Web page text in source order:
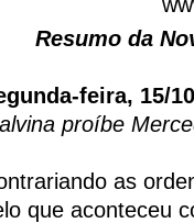
Resumo da
feira, 15/
proíbe
as
que aconteceu